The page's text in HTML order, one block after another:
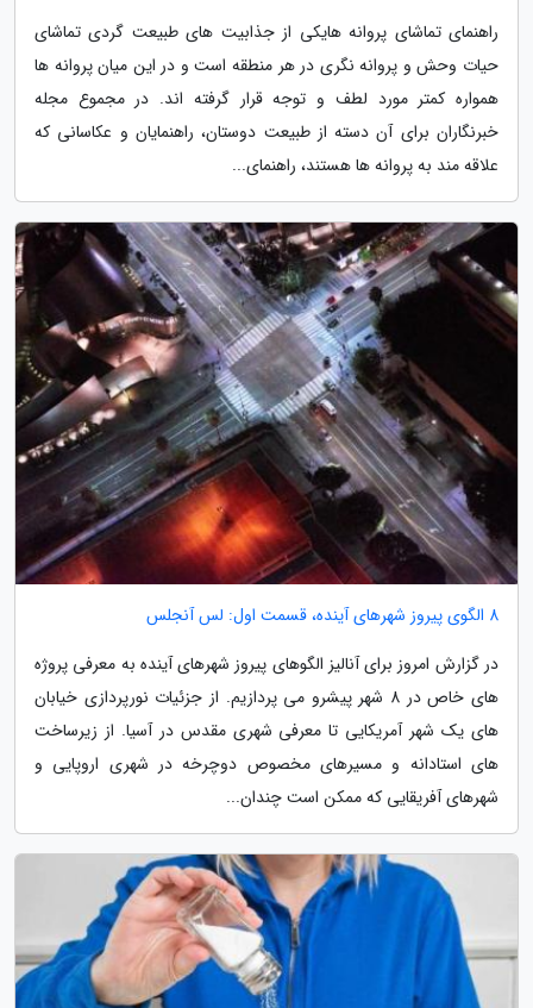
راهنمای تماشای پروانه هایکی از جذابیت های طبیعت گردی تماشای
حیات وحش و پروانه نگری در هر منطقه است و در این میان پروانه ها
همواره کمتر مورد لطف و توجه قرار گرفته اند. در مجموع مجله
خبرنگاران برای آن دسته از طبیعت دوستان، راهنمایان و عکاسانی که
علاقه مند به پروانه ها هستند، راهنمای...
8 الگوی پیروز شهرهای آینده، قسمت اول: لس آنجلس
در گزارش امروز برای آنالیز الگوهای پیروز شهرهای آینده به معرفی پروژه
های خاص در 8 شهر پیشرو می پردازیم. از جزئیات نورپردازی خیابان
های یک شهر آمریکایی تا معرفی شهری مقدس در آسیا. از زیرساخت
های استادانه و مسیرهای مخصوص دوچرخه در شهری اروپایی و
شهرهای آفریقایی که ممکن است چندان...